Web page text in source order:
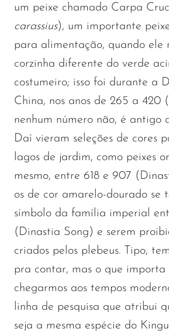
um peixe chamado Carpa
carassius), um importante
para alimentação, quando ele
corzinha diferente do verde
costumeiro; isso foi durante a
China, nos anos de 265 a 420
nenhum número não, é antigo
Daí vieram seleções de cores
lagos de jardim, como peixes
mesmo, entre 618 e 907
os de cor amarelo-dourado se
símbolo da família imperial
(Dinastia Song) e serem
criados pelos plebeus. Tipo,
pra contar, mas o que importa
chegarmos aos tempos
linha de pesquisa que atribui
seja a mesma espécie do